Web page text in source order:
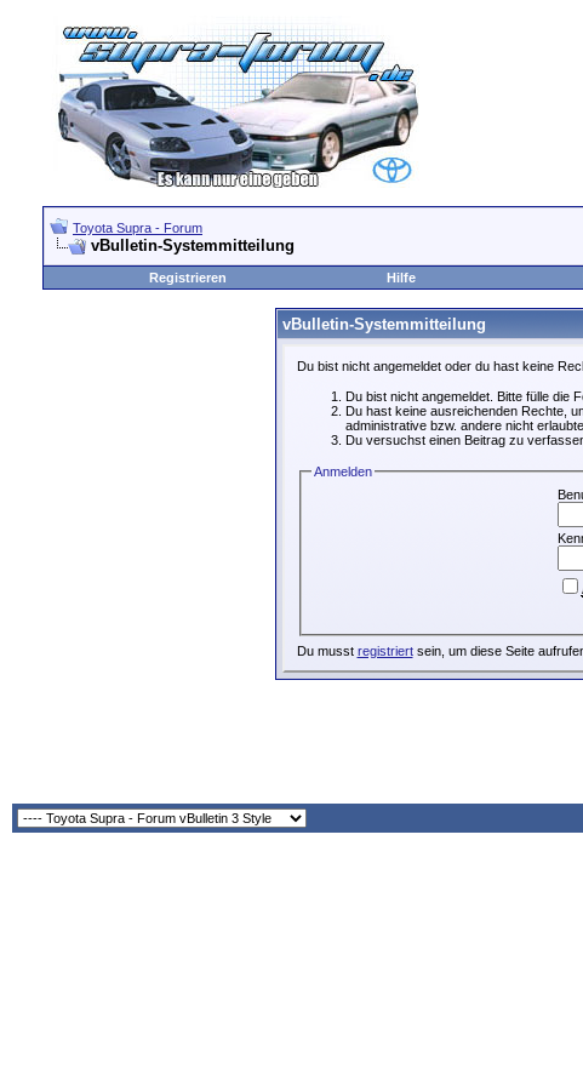
Toyota Supra - Forum
vBulletin-Systemmitteilung
Registrieren
Hilfe
vBulletin-Systemmitteilung
Du bist nicht angemeldet oder du hast keine
Du bist nicht angemeldet. Bitte fülle die
Du hast keine ausreichenden Rechte,
administrative bzw. andere nicht
Du versuchst einen Beitrag zu
Anmelden
Du musst registriertsein, um diese Seite